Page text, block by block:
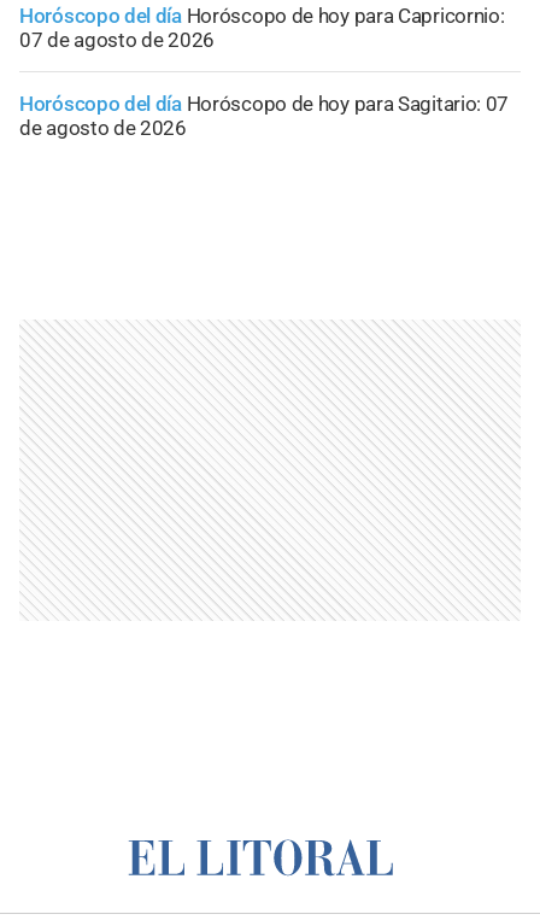
Horóscopo del día Horóscopo de hoy para Capricornio:
07 de agosto de 2026
Horóscopo del día Horóscopo de hoy para Sagitario: 07
de agosto de 2026